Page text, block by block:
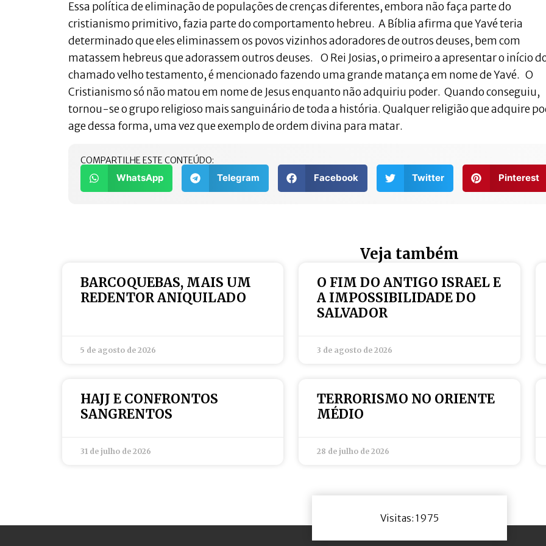
Essa política de eliminação de populações de crenças diferentes, embora não faça parte do
cristianismo primitivo, fazia parte do comportamento hebreu. A Bíblia afirma que Yavé teria
determinado que eles eliminassem os povos vizinhos adoradores de outros deuses, bem com
matassem hebreus que adorassem outros deuses. O Rei Josias, o primeiro a apresentar o início
chamado velho testamento, é mencionado fazendo uma grande matança em nome de Yavé. O
Cristianismo só não matou em nome de Jesus enquanto não adquiriu poder. Quando conseguiu,
tornou-se o grupo religioso mais sanguinário de toda a história. Qualquer religião que adquire
age dessa forma, uma vez que exemplo de ordem divina para matar.
COMPARTILHE ESTE CONTEÚDO:
WhatsApp Telegram Facebook Twitter Pinterest
Veja também
BARCOQUEBAS, MAIS UM
REDENTOR ANIQUILADO
5 de agosto de 2026
O FIM DO ANTIGO ISRAEL E
A IMPOSSIBILIDADE DO
SALVADOR
3 de agosto de 2026
HAJJ E CONFRONTOS
SANGRENTOS
31 de julho de 2026
TERRORISMO NO ORIENTE
MÉDIO
28 de julho de 2026
Visitas: 1975